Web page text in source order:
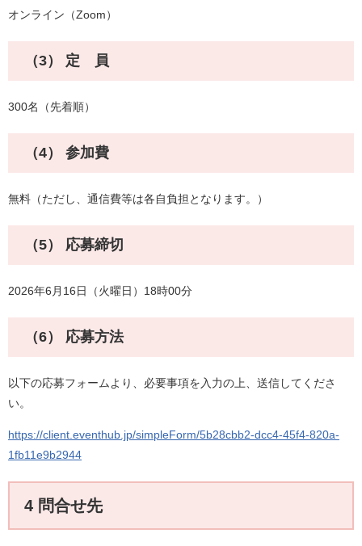
オンライン（Zoom）
（3） 定 員
300名（先着順）
（4） 参加費
無料（ただし、通信費等は各自負担となります。）
（5） 応募締切
2026年6月16日（火曜日）18時00分
（6） 応募方法
以下の応募フォームより、必要事項を入力の上、送信してくださ
い。
https://client.eventhub.jp/simpleForm/5b28cbb2-dcc4-45f4-820a-
1fb11e9b2944
4 問合せ先